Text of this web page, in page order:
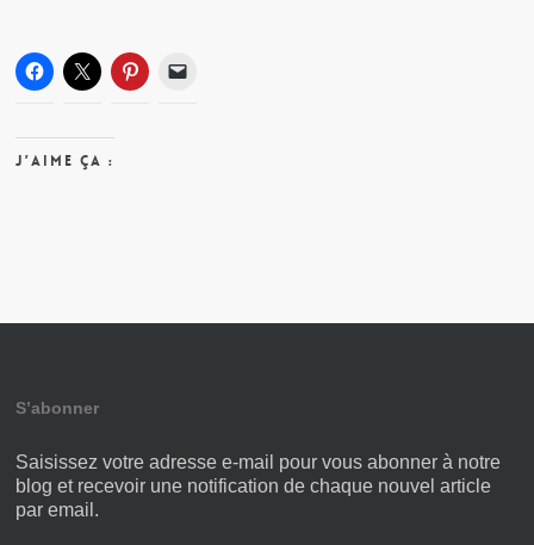
J’aime ça :
S’abonner
Saisissez votre adresse e-mail pour vous abonner à notre
blog et recevoir une notification de chaque nouvel article
par email.